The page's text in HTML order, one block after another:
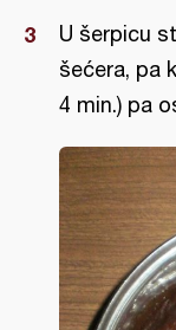
U šerpicu
šećera, pa
4 min.) pa